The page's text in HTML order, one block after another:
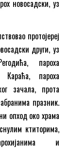
новосадски, уз
протојереј
други, уз
пароха
Караћа, пароха
зачала, прота
празник.
опход око храма
ктиторима,
и